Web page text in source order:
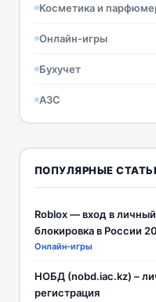
Косметика и
Онлайн-игры
Бухучет
АЗС
ПОПУЛЯРНЫЕ
Roblox — вход в
блокировка в России
Онлайн-игры
НОБД (nobd.iac.kz) –
регистрация